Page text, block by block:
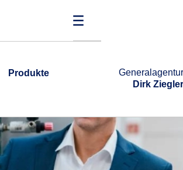
Generalagentur
Dirk Ziegler
Produkte